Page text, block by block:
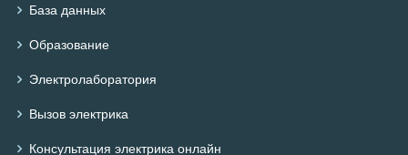
База данных
Образование
Электролаборатория
Вызов электрика
Консультация электрика онлайн